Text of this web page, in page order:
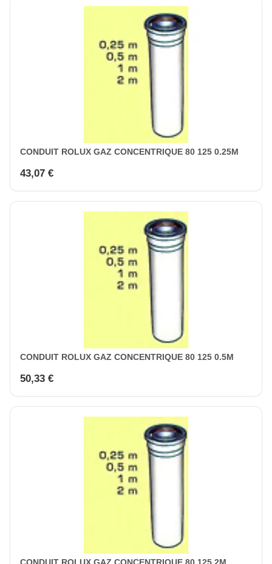
CONDUIT ROLUX GAZ CONCENTRIQUE 80 125 0.25M
43,07 €
CONDUIT ROLUX GAZ CONCENTRIQUE 80 125 0.5M
50,33 €